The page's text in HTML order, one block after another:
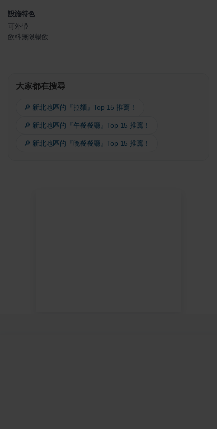
設施特色
可外帶
飲料無限暢飲
大家都在搜尋
🔎 新北地區的『拉麵』Top 15 推薦！
🔎 新北地區的『午餐餐廳』Top 15 推薦！
🔎 新北地區的『晚餐餐廳』Top 15 推薦！